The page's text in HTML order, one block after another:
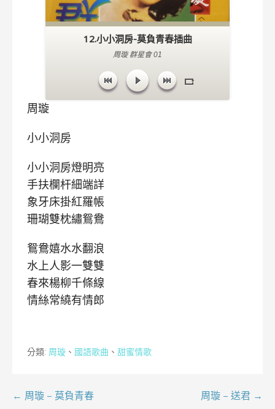
12.小小洞房-莫負青春插曲
周璇 群星會 01
周璇
小小洞房
小小洞房燈明亮
手扶欄杆細端詳
象牙床掛紅羅帳
珊瑚雙枕繡鴛鴦
鴛鴦嬉水水翻浪
水上人影一雙雙
春來楊柳千條線
情絲常繞有情郎
分類: 周璇 、 國語歌曲 、 甜蜜情歌
文← 周璇 – 莫負青春 周璇 – 送君 →